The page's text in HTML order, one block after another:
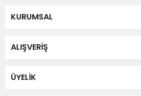
Ürün resmi kalitesiz, bozuk veya
Ürün bilgilerinde hatalar bulunuyor.
Bu ürüne benzer farklı alternatifler olmalı.
KURUMSAL
ALIŞVERİŞ
ÜYELİK